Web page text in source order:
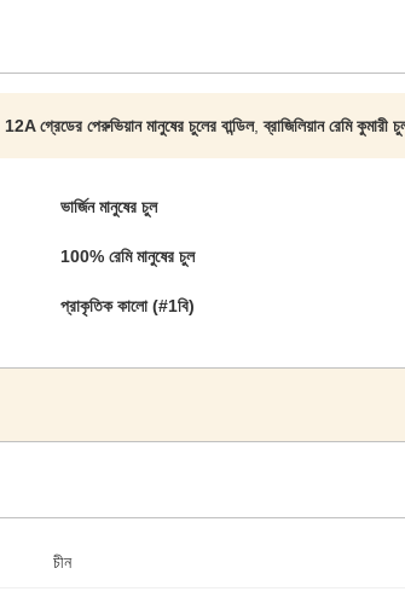
12A গ্রেডের পেরুভিয়ান মানুষের চুলের বান্ডিল,ব্রাজিলিয়ান রেমি কুমারী
ভার্জিন মানুষের চুল
100% রেমি মানুষের চুল
প্রাকৃতিক কালো (#1বি)
চীন